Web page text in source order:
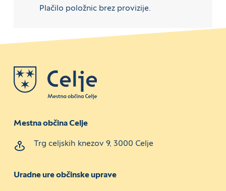
Plačilo položnic brez provizije.
Mestna občina Celje
Trg celjskih knezov 9, 3000 Celje
Uradne ure občinske uprave